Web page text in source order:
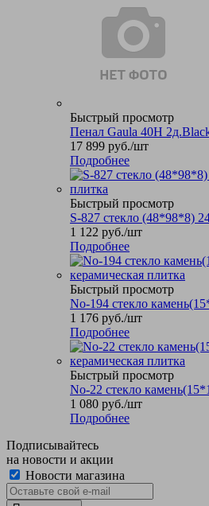
Быстрый просмотр
Пенал Gaula 40Н
17 899 руб./шт
Подробнее
Быстрый просмотр
S-827 стекло (48*98*8)
1 122 руб./шт
Подробнее
Быстрый просмотр
No-194 стекло
1 176 руб./шт
Подробнее
Быстрый просмотр
No-22 стекло
1 080 руб./шт
Подробнее
Подписывайтесь
на новости и акции
Новости магазина